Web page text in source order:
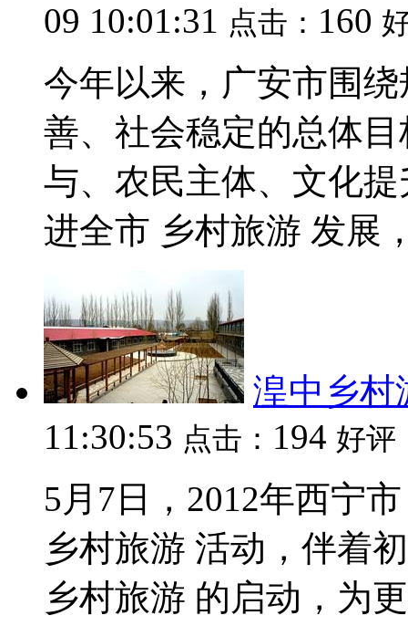
09 10:01:31 点击： 160
今年以来，广安市围
善、社会稳定的总体
与、农民主体、文化
进全市 乡村旅游 发展
湟中乡村
11:30:53 点击： 194 好评
5月7日，2012年西宁
乡村旅游 活动，伴着
乡村旅游 的启动，为